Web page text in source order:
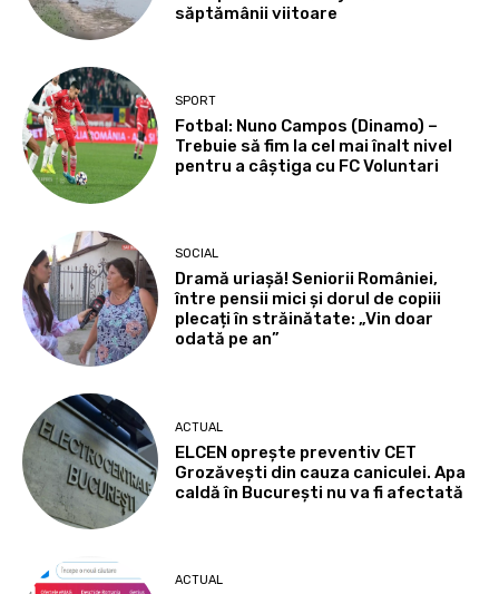
săptămânii viitoare
SPORT
Fotbal: Nuno Campos (Dinamo) –
Trebuie să fim la cel mai înalt nivel
pentru a câștiga cu FC Voluntari
SOCIAL
Dramă uriașă! Seniorii României,
între pensii mici și dorul de copiii
plecați în străinătate: „Vin doar
odată pe an”
ACTUAL
ELCEN oprește preventiv CET
Grozăvești din cauza caniculei. Apa
caldă în București nu va fi afectată
ACTUAL